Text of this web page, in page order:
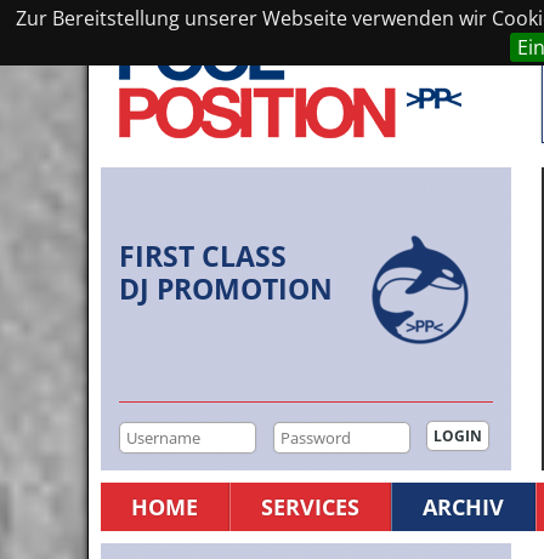
Zur Bereitstellung unserer Webseite verwenden wir
FIRST CLASS
DJ PROMOTION
HOME SERVICES ARCHIV